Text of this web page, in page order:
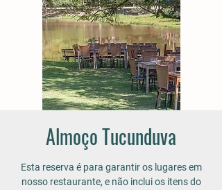
Almoço Tucunduva
Esta reserva é para garantir os lugares em
nosso restaurante, e não inclui os itens do